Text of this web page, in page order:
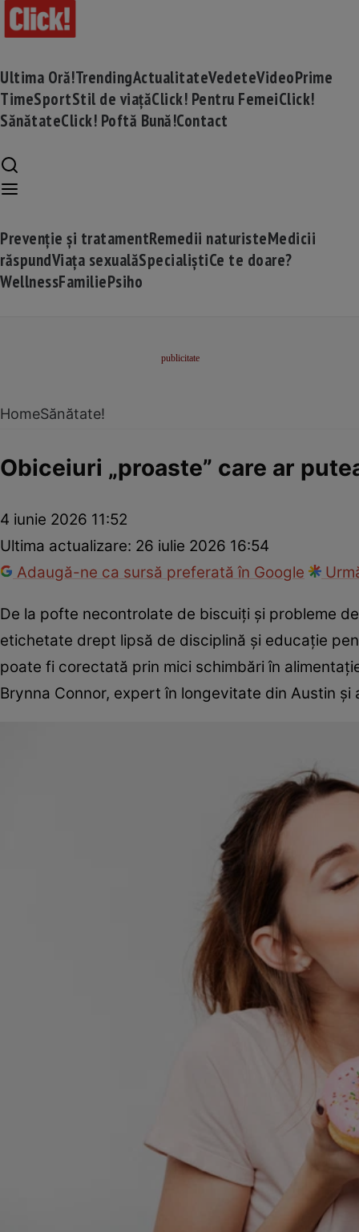
Ultima Oră!TrendingActualitateVedeteVideoPrime
TimeSportStil de viațăClick! Pentru FemeiClick!
SănătateClick! Poftă Bună!Contact
Prevenție și tratamentRemedii naturisteMedicii
răspundViața sexualăSpecialiștiCe te doare?
WellnessFamiliePsiho
HomeSănătate!
Obiceiuri „proaste” care ar
4 iunie 2026 11:52
Ultima actualizare: 26 iulie 2026 16:54
Adaugă-ne ca sursă preferată în Google
De la pofte necontrolate de biscuiți și probleme
etichetate drept lipsă de disciplină și educație
poate fi corectată prin mici schimbări în
Brynna Connor, expert în longevitate din Austin